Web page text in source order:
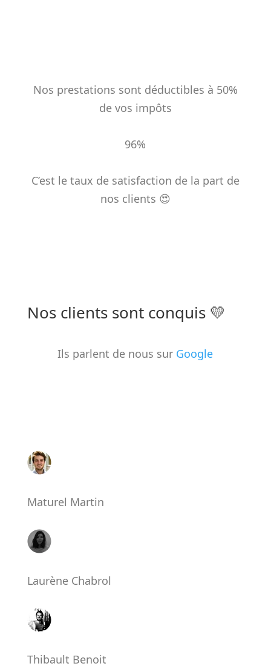
Nos prestations sont déductibles à 50%
de vos impôts
96%
C’est le taux de satisfaction de la part de
nos clients 😍
Nos clients sont conquis 💛
Ils parlent de nous sur Google
Maturel Martin
Laurène Chabrol
Thibault Benoit